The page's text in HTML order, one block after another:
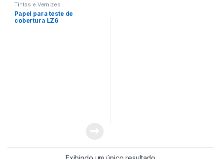
Tintas e Vernizes
Papel para teste de
cobertura LZ6